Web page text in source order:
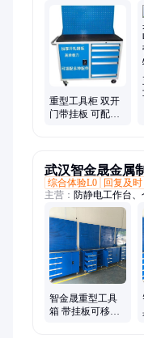
件柜、电脑柜、刀具
作台、防静电工作台
柜、物品存储柜、钳
重型工具柜 双开
门带挂板 可配合
武汉智金晟金属
综合体验L0
回复及时
主营： 防静电工作台
箱、铁艺花箱、堆垛
柜、宿舍公寓床、重
模具架、塑料书包柜
无线充电座椅、环卫
不锈钢防竹护栏、户
智金晟重型工具
箱 带挂板可移动